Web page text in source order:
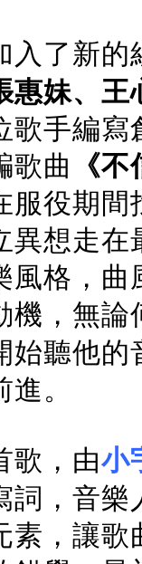
入了新的
惠妹、
歌手編寫
歌曲
《
服役期
異想走
風格，
機，無論
始聽他
。
歌，由小
詞，音樂
素，讓